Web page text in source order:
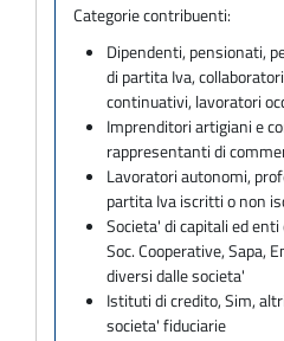
Categorie contribuenti:
Dipendenti, pensionati,
di partita Iva,
continuativi, lavoratori
Imprenditori artigiani e
rappresentanti di
Lavoratori autonomi,
partita Iva iscritti o non
Societa' di capitali ed
Soc. Cooperative, Sapa,
diversi dalle societa'
Istituti di credito, Sim,
societa' fiduciarie